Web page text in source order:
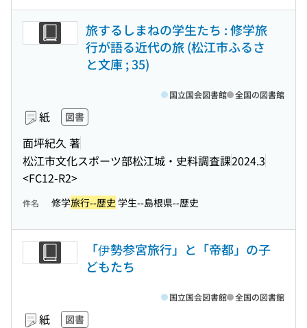
旅するしまねの学生たち : 修学旅
行が語る近代の旅 (松江市ふるさ
と文庫 ; 35)
紙 図書
面坪紀久 著
松江市文化スポーツ部松江城・史料調査課2024.3
<FC12-R2>
国立国会図書館 全国の図書館
件名 修学旅行--歴史 学生--島根県--歴史
「伊勢参宮旅行」と「帝都」の子
どもたち
紙 図書
国立国会図書館 全国の図書館